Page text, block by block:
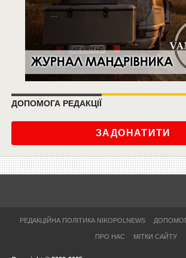
ДОПОМОГА РЕДАКЦІЇ
ЗАДОНАТИТИ
РЕДАКЦІЙНА ПОЛІТИКА NIKOPOLNEWS
ПРО НАС МІТКИ САЙТУ